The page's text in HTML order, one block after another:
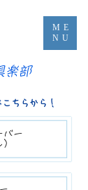
楽部
ちらから！
バー​​
ME
NU